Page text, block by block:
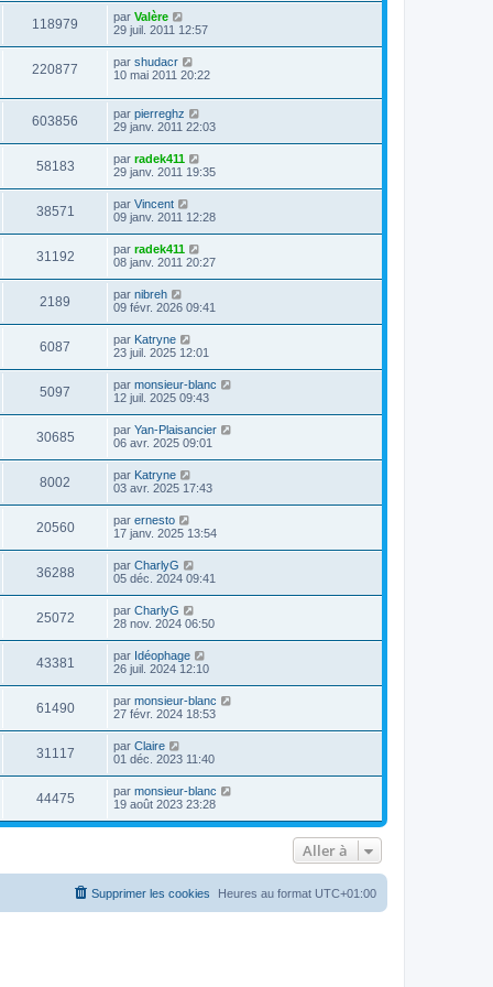
118979 par Valère
29 juil. 2011 12:57
220877 par shudacr
10 mai 2011 20:22
603856 par pierreghz
29 janv. 2011 22:03
58183 par radek411
29 janv. 2011 19:35
38571 par Vincent
09 janv. 2011 12:28
31192 par radek411
08 janv. 2011 20:27
2189 par nibreh
09 févr. 2026 09:41
6087 par Katryne
23 juil. 2025 12:01
5097 par monsieur-blanc
12 juil. 2025 09:43
30685 par Yan-Plaisancier
06 avr. 2025 09:01
8002 par Katryne
03 avr. 2025 17:43
20560 par ernesto
17 janv. 2025 13:54
36288 par CharlyG
05 déc. 2024 09:41
25072 par CharlyG
28 nov. 2024 06:50
43381 par Idéophage
26 juil. 2024 12:10
61490 par monsieur-blanc
27 févr. 2024 18:53
31117 par Claire
01 déc. 2023 11:40
44475 par monsieur-blanc
19 août 2023 23:28
Aller à
Heures au format UTC+01:00
Supprimer les cookies